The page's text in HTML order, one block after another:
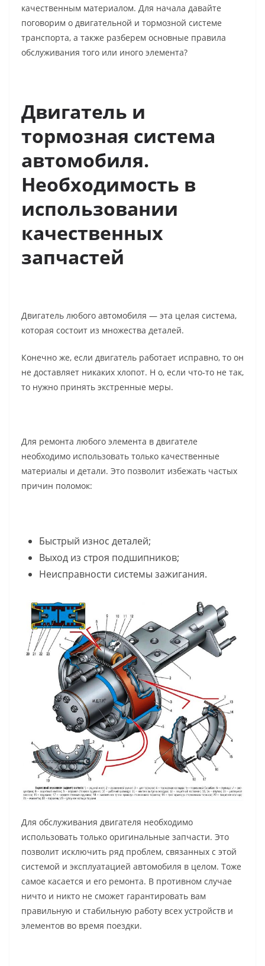
качественным материалом. Для начала давайте
поговорим о двигательной и тормозной системе
транспорта, а также разберем основные правила
обслуживания того или иного элемента?
Двигатель и
тормозная система
автомобиля.
Необходимость в
использовании
качественных
запчастей
Двигатель любого автомобиля — эта целая система,
которая состоит из множества деталей.
Конечно же, если двигатель работает исправно, то он
не доставляет никаких хлопот. Н о, если что-то не так,
то нужно принять экстренные меры.
Для ремонта любого элемента в двигателе
необходимо использовать только качественные
материалы и детали. Это позволит избежать частых
причин поломок:
Быстрый износ деталей;
Выход из строя подшипников;
Неисправности системы зажигания.
Для обслуживания двигателя необходимо
использовать только оригинальные запчасти. Это
позволит исключить ряд проблем, связанных с этой
системой и эксплуатацией автомобиля в целом. Тоже
самое касается и его ремонта. В противном случае
ничто и никто не сможет гарантировать вам
правильную и стабильную работу всех устройств и
элементов во время поездки.